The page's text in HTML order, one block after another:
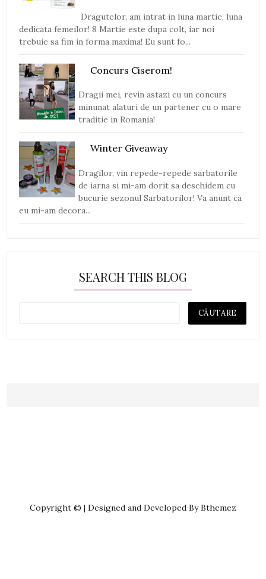
Dragutelor, am intrat in luna martie, luna
dedicata femeilor! 8 Martie este dupa colt, iar noi
trebuie sa fim in forma maxima! Eu sunt fo...
Concurs Ciserom!
Dragii mei, revin astazi cu un concurs
minunat alaturi de un partener cu o mare
traditie in Romania!
Winter Giveaway
Dragilor, vin repede-repede sarbatorile
de iarna si mi-am dorit sa deschidem cu
bucurie sezonul Sarbatorilor! Va anunt ca
eu mi-am decora...
SEARCH THIS BLOG
Copyright © | Designed and Developed By Bthemez